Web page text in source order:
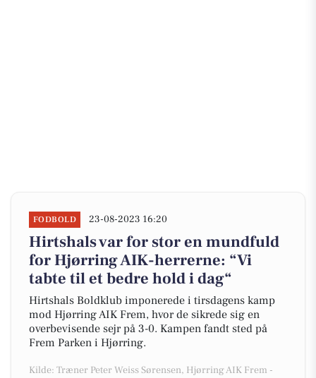
FODBOLD 23-08-2023 16:20
Hirtshals var for stor en mundfuld
for Hjørring AIK-herrerne: “Vi
tabte til et bedre hold i dag“
Hirtshals Boldklub imponerede i tirsdagens kamp
mod Hjørring AIK Frem, hvor de sikrede sig en
overbevisende sejr på 3-0. Kampen fandt sted på
Frem Parken i Hjørring.
Kilde: Træner Peter Weiss Sørensen, Hjørring AIK Frem -